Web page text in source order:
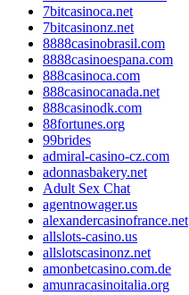
7bitcasinoca.net
7bitcasinonz.net
8888casinobrasil.com
8888casinoespana.com
888casinoca.com
888casinocanada.net
888casinodk.com
88fortunes.org
99brides
admiral-casino-cz.com
adonnasbakery.net
Adult Sex Chat
agentnowager.us
alexandercasinofrance.net
allslots-casino.us
allslotscasinonz.net
amonbetcasino.com.de
amunracasinoitalia.org